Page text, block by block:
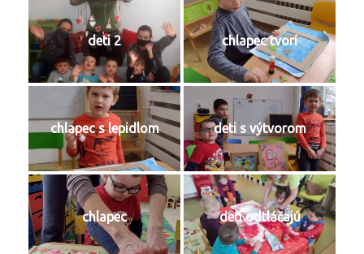
deti 2 chlapec tvorí
chlapec s lepidlom deti s výtvorom
chlapec deti odtláčajú